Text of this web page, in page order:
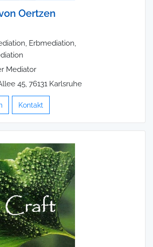
Oertzen
Erbmediation,
Mediator
45, 76131 Karlsruhe
Kontakt